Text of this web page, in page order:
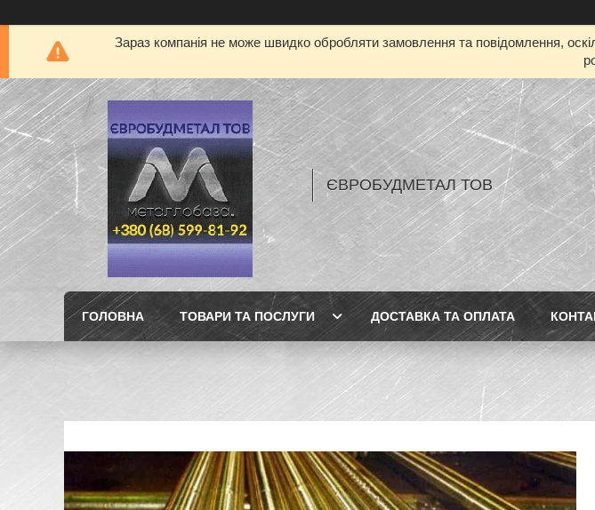
Зараз компанія не може швидко обробляти замовлення та повідомлення,
ЄВРОБУДМЕТАЛ ТОВ
ГОЛОВНА ТОВАРИ ТА ПОСЛУГИ ДОСТАВКА ТА ОПЛАТА